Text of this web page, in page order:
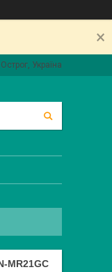
Острог, Україна
MR21GC